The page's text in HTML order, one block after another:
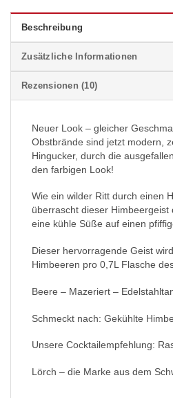
Beschreibung
Zusätzliche Informationen
Rezensionen (10)
Neuer Look – gleicher
Obstbrände sind jetzt modern,
Hingucker, durch die
den farbigen Look!
Wie ein wilder Ritt durch einen
überrascht dieser
eine kühle Süße auf einen
Dieser hervorragende Geist
Himbeeren pro 0,7L Flasche
Beere – Mazeriert –
Schmeckt nach: Gekühlte
Unsere Cocktailempfehlung:
Lörch – die Marke aus dem